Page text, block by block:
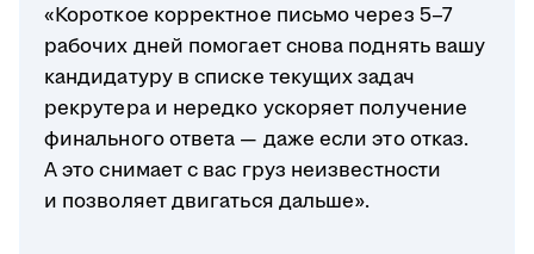
«Короткое корректное письмо через 5–7
рабочих дней помогает снова поднять вашу
кандидатуру в списке текущих задач
рекрутера и нередко ускоряет получение
финального ответа — даже если это отказ.
А это снимает с вас груз неизвестности
и позволяет двигаться дальше».